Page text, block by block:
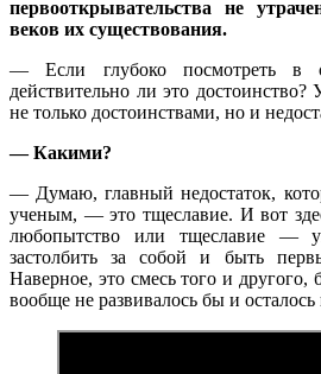
первооткрывательства не
веков их существования.
— Если глубоко посмотреть в
действительно ли это
не только достоинствами, но и
— Какими?
— Думаю, главный недостаток,
ученым, — это тщеславие. И вот
любопытство или тщеславие —
застолбить за собой и быть
Наверное, это смесь того и другого,
вообще не развивалось бы и